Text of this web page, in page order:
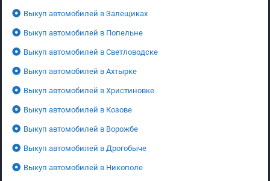
Выкуп автомобилей в Залещиках
Выкуп автомобилей в Попельне
Выкуп автомобилей в Светловодске
Выкуп автомобилей в Ахтырке
Выкуп автомобилей в Христиновке
Выкуп автомобилей в Козове
Выкуп автомобилей в Ворожбе
Выкуп автомобилей в Дрогобыче
Выкуп автомобилей в Никополе